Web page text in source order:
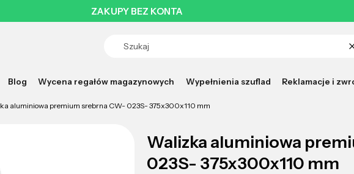
ZAKUPY BEZ KONTA
Blog Wycena regałów magazynowych Wypełnienia szuflad Reklamacje i
aluminiowa premium srebrna CW- 023S- 375x300x110 mm
Walizka aluminiowa
023S- 375x300x110 mm